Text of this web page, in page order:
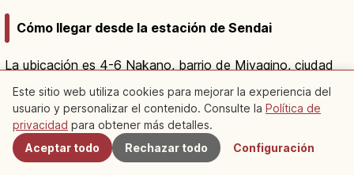
Cómo llegar desde la estación de Sendai
La ubicación es 4-6 Nakano, barrio de Miyagino, ciudad
de Sendai, prefectura de Miyagi.
Desde la estación de Sendai, son unos 18 minutos hasta la
estación de Nakano-Sakae por la línea JR Senseki, y
desde allí unos 15 minutos a pie, o bien unos 7 minutos en
el autobús Miyakō "línea del Acuario Sendai Umino-Mori"
Cercanos
Este sitio web utiliza cookies para mejorar la experiencia del
usuario y personalizar el contenido. Consulte la Política de
privacidad para obtener más detalles.
Aceptar todo
Rechazar todo Configuración